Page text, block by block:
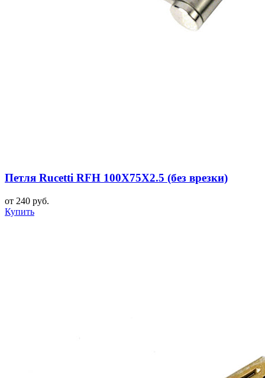
Петля Rucetti RFH 100X75X2.5 (без врезки)
от 240 руб.
Купить